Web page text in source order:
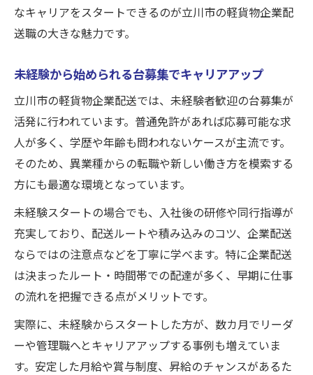
なキャリアをスタートできるのが立川市の軽貨物企業配
送職の大きな魅力です。
未経験から始められる台募集でキャリアアップ
立川市の軽貨物企業配送では、未経験者歓迎の台募集が
活発に行われています。普通免許があれば応募可能な求
人が多く、学歴や年齢も問われないケースが主流です。
そのため、異業種からの転職や新しい働き方を模索する
方にも最適な環境となっています。
未経験スタートの場合でも、入社後の研修や同行指導が
充実しており、配送ルートや積み込みのコツ、企業配送
ならではの注意点などを丁寧に学べます。特に企業配送
は決まったルート・時間帯での配達が多く、早期に仕事
の流れを把握できる点がメリットです。
実際に、未経験からスタートした方が、数カ月でリーダ
ーや管理職へとキャリアアップする事例も増えていま
す。安定した月給や賞与制度、昇給のチャンスがあるた